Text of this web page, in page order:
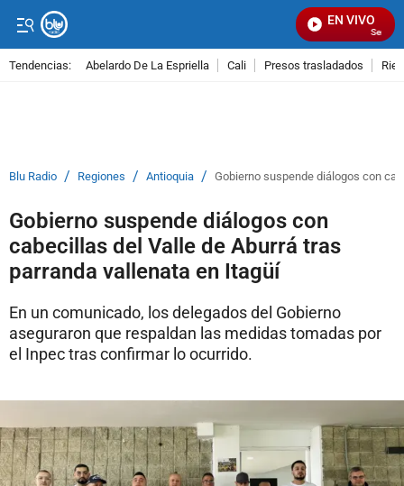
EN VIVO
Señal
Tendencias: Abelardo De La Espriella Cali Presos trasladados
Blu Radio / Regiones / Antioquia / Gobierno suspende diálogos con
Gobierno suspende diálogos con
cabecillas del Valle de Aburrá tras
parranda vallenata en Itagüí
En un comunicado, los delegados del Gobierno
aseguraron que respaldan las medidas tomadas por
el Inpec tras confirmar lo ocurrido.